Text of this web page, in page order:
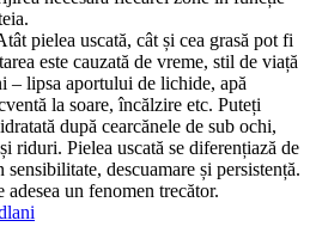
pielea uscată, cât și cea grasă pot fi
este cauzată de vreme, stil de viață
– lipsa aportului de lichide, apă
la soare, încălzire etc. Puteți
după cearcănele de sub ochi,
riduri. Pielea uscată se diferențiază de
descuamare și persistență.
adesea un fenomen trecător.